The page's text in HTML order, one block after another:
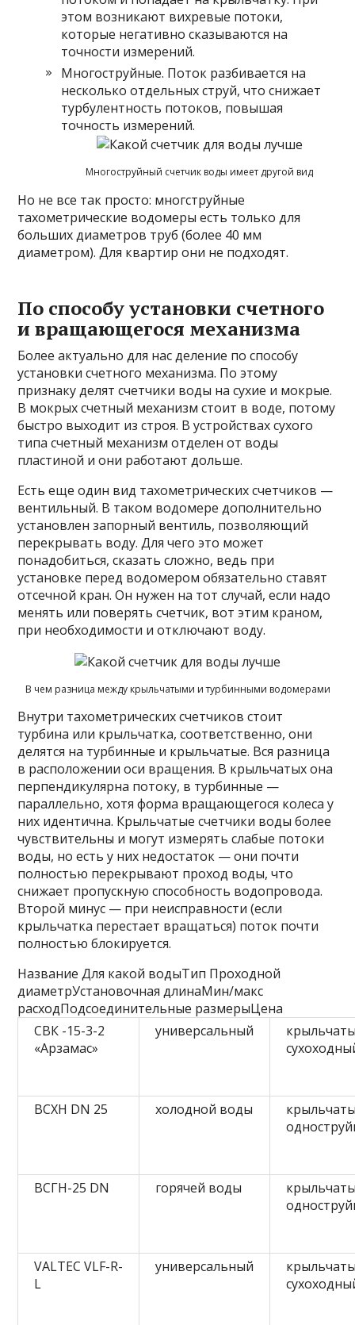
этом возникают вихревые потоки,
которые негативно сказываются на
точности измерений.
Многоструйные. Поток разбивается на
несколько отдельных струй, что снижает
турбулентность потоков, повышая
точность измерений.
Многоструйный счетчик воды имеет другой вид
Но не все так просто: многструйные
тахометрические водомеры есть только для
больших диаметров труб (более 40 мм
диаметром). Для квартир они не подходят.
По способу установки счетного
и вращающегося механизма
Более актуально для нас деление по способу
установки счетного механизма. По этому
признаку делят счетчики воды на сухие и мокрые.
В мокрых счетный механизм стоит в воде, потому
быстро выходит из строя. В устройствах сухого
типа счетный механизм отделен от воды
пластиной и они работают дольше.
Есть еще один вид тахометрических счетчиков —
вентильный. В таком водомере дополнительно
установлен запорный вентиль, позволяющий
перекрывать воду. Для чего это может
понадобиться, сказать сложно, ведь при
установке перед водомером обязательно ставят
отсечной кран. Он нужен на тот случай, если надо
менять или поверять счетчик, вот этим краном,
при необходимости и отключают воду.
В чем разница между крыльчатыми и турбинными водомерами
Внутри тахометрических счетчиков стоит
турбина или крыльчатка, соответственно, они
делятся на турбинные и крыльчатые. Вся разница
в расположении оси вращения. В крыльчатых она
перпендикулярна потоку, в турбинные —
параллельно, хотя форма вращающегося колеса у
них идентична. Крыльчатые счетчики воды более
чувствительны и могут измерять слабые потоки
воды, но есть у них недостаток — они почти
полностью перекрывают проход воды, что
снижает пропускную способность водопровода.
Второй минус — при неисправности (если
крыльчатка перестает вращаться) поток почти
полностью блокируется.
Название Для какой водыТип Проходной
диаметрУстановочная длинаМин/макс
расходПодсоединительные размерыЦена
СВК -15-3-2
«Арзамас»
универсальный
ВСХН DN 25 холодной воды
ВСГН-25 DN горячей воды
VALTEC VLF-R-
L
универсальный